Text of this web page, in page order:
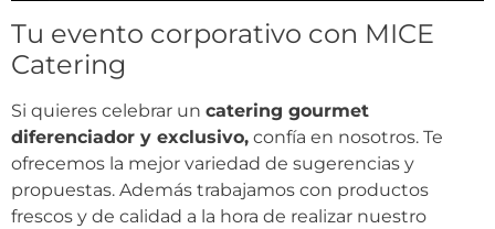
Tu evento corporativo con MICE
Catering
Si quieres celebrar un catering gourmet
diferenciador y exclusivo, confía en nosotros. Te
ofrecemos la mejor variedad de sugerencias y
propuestas. Además trabajamos con productos
frescos y de calidad a la hora de realizar nuestro